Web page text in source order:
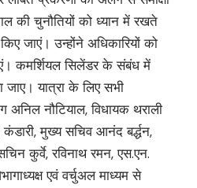
की चुनौतियों को ध्यान में रखते
जाएं। उन्होंने अधिकारियों को
कमर्शियल सिलेंडर के संबंध में
यात्रा के लिए सभी
नौटियाल, विधायक थराली
मुख्य सचिव आनंद बर्द्धन,
कुर्वे, रविनाथ रमन, एस.एन.
एवं वर्चुअल माध्यम से